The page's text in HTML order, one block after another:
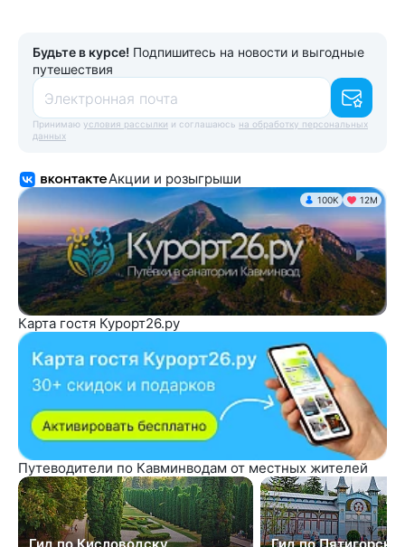
Будьте в курсе! Подпишитесь на новости и выгодные
путешествия
Электронная почта
Принимаю условия рассылки и соглашаюсь на обработку персональных
данных
Акции и розыгрыши
100K 12М
Карта гостя Курорт26.ру
Путеводители по Кавминводам от местных жителей